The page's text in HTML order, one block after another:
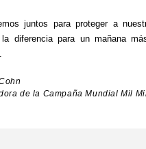
juntos para proteger a
la diferencia para un mañana
de la Campaña Mundial Mil